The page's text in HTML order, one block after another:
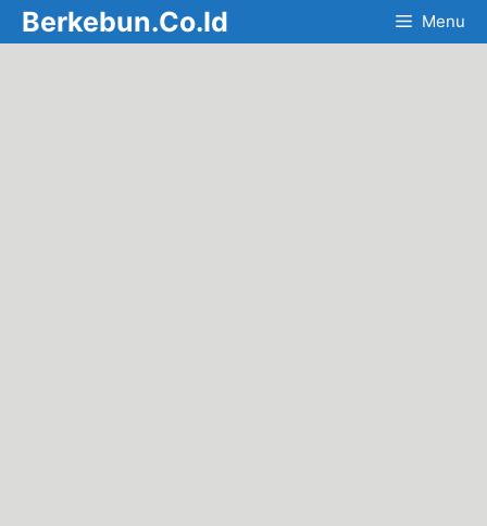
Skip
to
Berkebun.Co.Id Menu